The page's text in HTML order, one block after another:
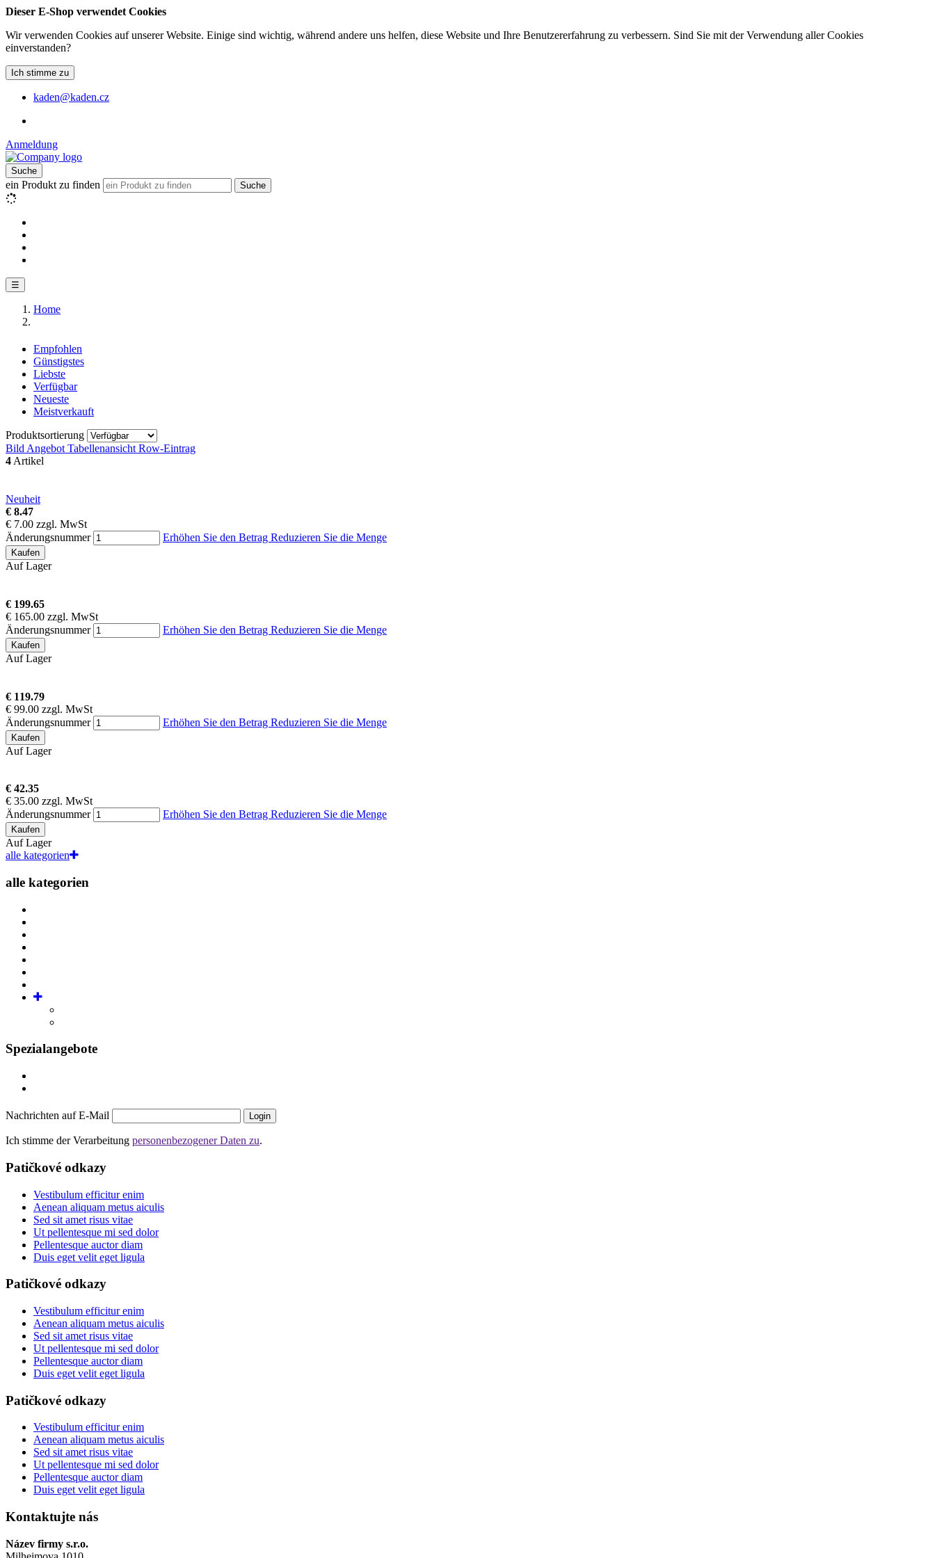
Dieser E-Shop verwendet Cookies
Wir verwenden Cookies auf unserer Website. Einige sind wichtig, während andere uns helfen, diese Website und Ihre Benutzererfahrung zu verbessern. Sind Sie mit der Verwendung aller Cookies
einverstanden?
Ich stimme zu
kaden@kaden.cz
Anmeldung
Suche
ein Produkt zu finden Suche
☰
Home
Empfohlen
Günstigstes
Liebste
Verfügbar
Neueste
Meistverkauft
Produktsortierung
Bild Angebot TabellenansichtRow-Eintrag
4Artikel
Neuheit
€ 8.47
€ 7.00 zzgl. MwSt
Änderungsnummer
Erhöhen Sie den Betrag Reduzieren Sie die Menge
Kaufen
Auf Lager
€ 199.65
€ 165.00 zzgl. MwSt
Änderungsnummer
Erhöhen Sie den Betrag Reduzieren Sie die Menge
Kaufen
Auf Lager
€ 119.79
€ 99.00 zzgl. MwSt
Änderungsnummer
Erhöhen Sie den Betrag Reduzieren Sie die Menge
Kaufen
Auf Lager
€ 42.35
€ 35.00 zzgl. MwSt
Änderungsnummer
Erhöhen Sie den Betrag Reduzieren Sie die Menge
Kaufen
Auf Lager
alle kategorien
alle kategorien
Spezialangebote
Nachrichten auf E-Mail Login
Ich stimme der Verarbeitung personenbezogener Daten zu.
Patičkové odkazy
Vestibulum efficitur enim
Aenean aliquam metus aiculis
Sed sit amet risus vitae
Ut pellentesque mi sed dolor
Pellentesque auctor diam
Duis eget velit eget ligula
Patičkové odkazy
Vestibulum efficitur enim
Aenean aliquam metus aiculis
Sed sit amet risus vitae
Ut pellentesque mi sed dolor
Pellentesque auctor diam
Duis eget velit eget ligula
Patičkové odkazy
Vestibulum efficitur enim
Aenean aliquam metus aiculis
Sed sit amet risus vitae
Ut pellentesque mi sed dolor
Pellentesque auctor diam
Duis eget velit eget ligula
Kontaktujte nás
Název firmy s.r.o.